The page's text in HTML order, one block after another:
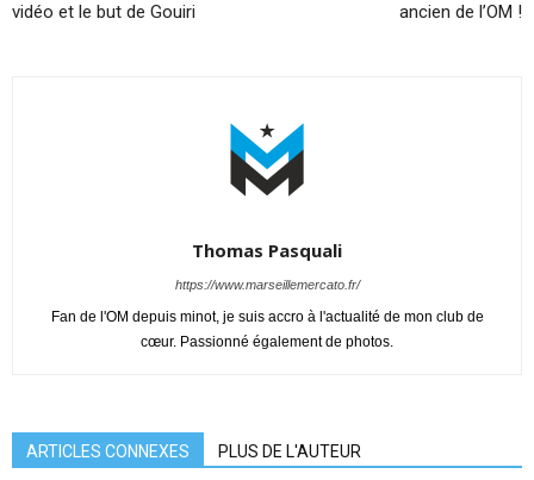
vidéo et le but de Gouiri
ancien de l’OM !
Thomas Pasquali
https://www.marseillemercato.fr/
Fan de l'OM depuis minot, je suis accro à l'actualité de mon club de
cœur. Passionné également de photos.
ARTICLES CONNEXES PLUS DE L'AUTEUR